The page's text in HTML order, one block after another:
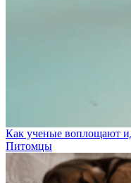
Как ученые воплощают
Питомцы